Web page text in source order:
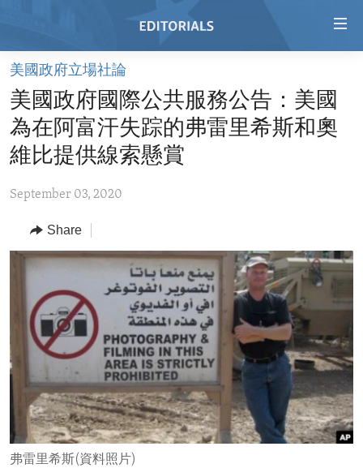
Skip
main
content
Skip
to
main
Navigation
to
Search
HOME
VIDEO
RADIO
AMERICAS
ASIA
EUROPE
MIDDLE EAST
TOPICS
HUMAN RIGHTS
SECURITY AND DEFENSE
AID AND DEVELOPMENT
DEMOCRACY AND GOVERNANCE
ECONOMY AND TRADE
ENVIRONMENT AND HEALTH
IDEALS AND INSTITUTIONS
ARCHIVE
ABOUT US
FOLLOW US
美國政府立場社論
美國政府國際公共服務公告：美國
為在阿富汗失踪的弗雷里希斯和奧
維比提供線索懸賞
September 03, 2020
Share
弗雷里希斯(資料照片)